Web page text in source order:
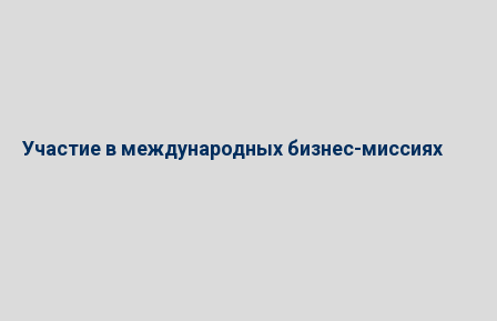
Участие в международных бизнес-миссиях